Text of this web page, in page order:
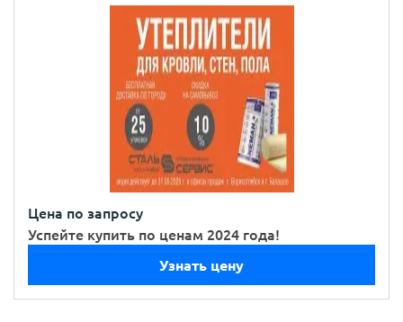
Цена по запросу
Успейте купить по ценам 2024 года!
Узнать цену